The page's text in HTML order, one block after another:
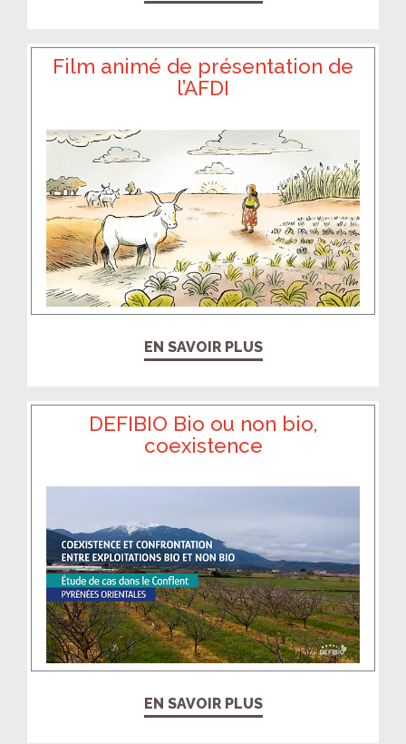
Film animé de présentation de
l’AFDI
EN SAVOIR PLUS
DEFIBIO Bio ou non bio,
coexistence
EN SAVOIR PLUS